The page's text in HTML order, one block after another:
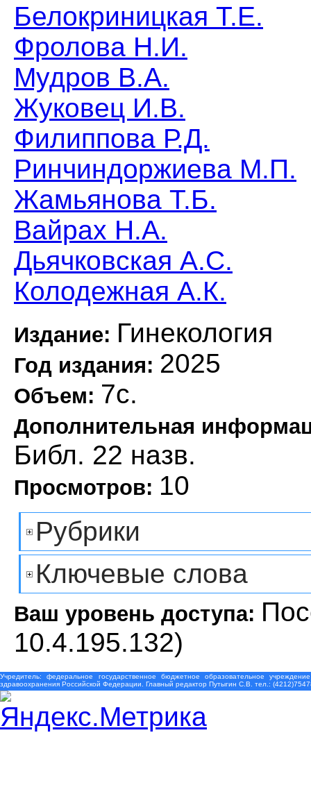
Белокриницкая Т.Е.
Фролова Н.И.
Мудров В.А.
Жуковец И.В.
Филиппова Р.Д.
Ринчиндоржиева М.П.
Жамьянова Т.Б.
Вайрах Н.А.
Дьячковская А.С.
Колодежная А.К.
Издание: Гинекология
Год издания: 2025
Объем: 7с.
Дополнительная
Библ. 22 назв.
Просмотров: 10
Рубрики
Ключевые слова
Ваш уровень доступа:
10.4.195.132)
Учредитель: федеральное государственное бюджетное образовательное
здравоохранения Российской Федерации. Главный редактор Путыгин С.В. тел.: